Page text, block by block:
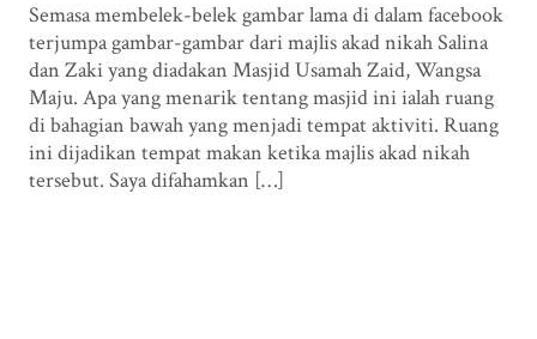
Semasa membelek-belek gambar lama di dalam facebook
terjumpa gambar-gambar dari majlis akad nikah Salina
dan Zaki yang diadakan Masjid Usamah Zaid, Wangsa
Maju. Apa yang menarik tentang masjid ini ialah ruang
di bahagian bawah yang menjadi tempat aktiviti. Ruang
ini dijadikan tempat makan ketika majlis akad nikah
tersebut. Saya difahamkan […]